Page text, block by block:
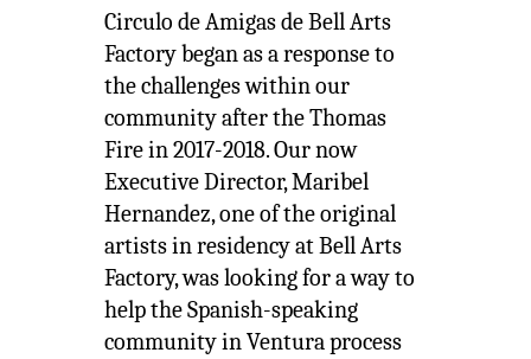
Circulo de Amigas de Bell Arts
Factory began as a response to
the challenges within our
community after the Thomas
Fire in 2017-2018. Our now
Executive Director, Maribel
Hernandez, one of the original
artists in residency at Bell Arts
Factory, was looking for a way to
help the Spanish-speaking
community in Ventura process